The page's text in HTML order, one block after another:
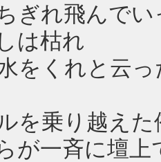
ぎれ飛んで
は枯れ
をくれと云っ
を乗り越えた
が一斉に壇上